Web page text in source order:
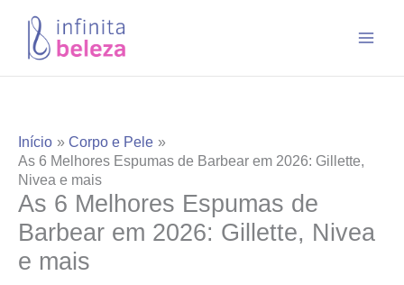
conteúdo
Início
Corpo e Pele
As 6 Melhores Espumas de Barbear em 2026: Gillette,
Nivea e mais
As 6 Melhores Espumas de
Barbear em 2026: Gillette, Nivea
e mais